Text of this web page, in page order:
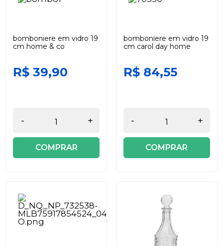
bomboniere em vidro 19
cm home & co
R$ 39,90
- +
COMPRAR
bomboniere em vidro 19
cm carol day home
R$ 84,55
- +
COMPRAR